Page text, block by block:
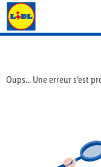
Lidl Flyer
Oups... Une erreur s’est